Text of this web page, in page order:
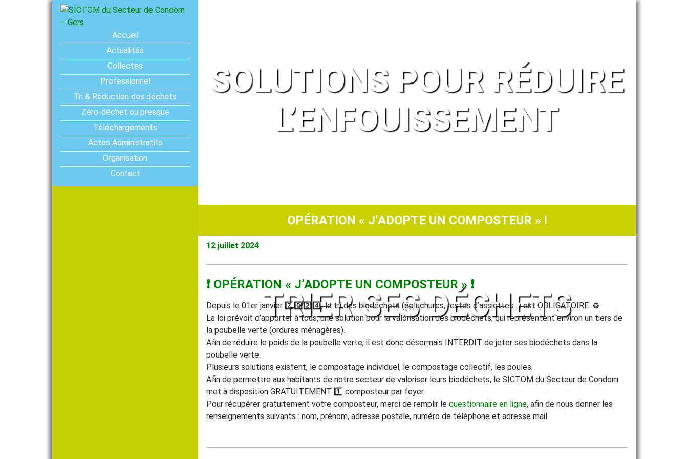
Accueil
Actualités
Collectes
Professionnel
Tri & Réduction des déchets
Zéro-déchet ou presque
Téléchargements
Actes Administratifs
Organisation
Contact
SOLUTIONS POUR RÉDUIRE
L’ENFOUISSEMENT
TRIER SES DÉCHETS
OPÉRATION « J’ADOPTE UN COMPOSTEUR » !
12 juillet 2024
❗️ OPÉRATION « J’ADOPTE UN COMPOSTEUR » ❗
Depuis le 01er janvier 2️⃣0️⃣2️⃣4️⃣, le tri des biodéchets (épluchures, restes d’assiettes…) est OBLIGATOIRE. ♻️
La loi prévoit d’apporter à tous, une solution pour la valorisation des biodéchets, qui représentent environ un tiers de
la poubelle verte (ordures ménagères).
Afin de réduire le poids de la poubelle verte, il est donc désormais INTERDIT de jeter ses biodéchets dans la
poubelle verte.
Plusieurs solutions existent, le compostage individuel, le compostage collectif, les poules.
Afin de permettre aux habitants de notre secteur de valoriser leurs biodéchets, le SICTOM du Secteur de Condom
met à disposition GRATUITEMENT 1️⃣ composteur par foyer.
Pour récupérer gratuitement votre composteur, merci de remplir le questionnaire en ligne, afin de nous donner les
renseignements suivants : nom, prénom, adresse postale, numéro de téléphone et adresse mail.